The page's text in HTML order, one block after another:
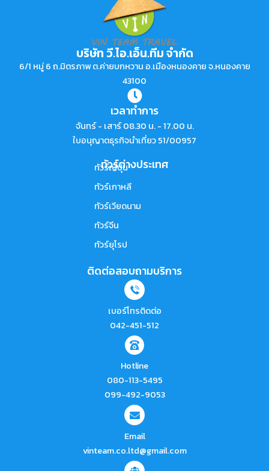
บริษัท วี.ไอ.เอ็น.ทีม จำกัด
6/1 หมู่ 6 ถ.มิตรภาพ ต.ค่ายบกหวาน อ.เมืองหนองคาย จ.หนองคาย
43100
เวลาทำการ
จันทร์ - เสาร์ 08.30 น. - 17.00 น.
ใบอนุญาตธุรกิจนำเที่ยว 51/00957
ทัวร์ต่างประเทศ
ทัวร์ญี่ปุ่น
ทัวร์เกาหลี
ทัวร์เวียดนาม
ทัวร์จีน
ทัวร์ยุโรป
ติดต่อสอบถามบริการ
เบอร์โทรติดต่อ
042-451-512
Hotline
080-113-5495
099-492-9053
Email
vinteam.co.ltd@gmail.com